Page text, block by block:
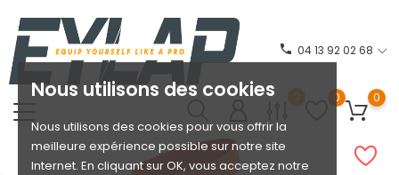
Nous utilisons des cookies
Nous utilisons des cookies pour vous offrir la
meilleure expérience possible sur notre site
Internet. En cliquant sur OK, vous acceptez notre
phone 04 13 92 02 68
0 0 0